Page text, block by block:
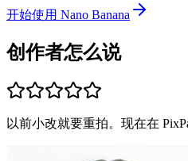
开始使用 Nano Banana
创作者怎么说
以前小改就要重拍。现在在